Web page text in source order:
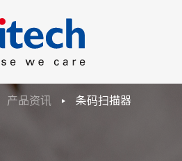
产品资讯 条码扫描器